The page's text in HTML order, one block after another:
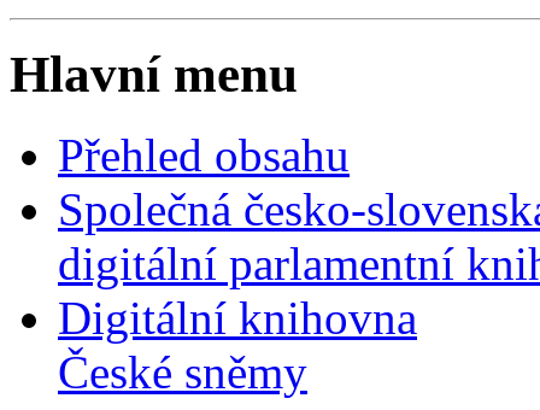
Hlavní menu
Přehled obsahu
Společná česko-
digitální parlamentní
Digitální knihovna
České sněmy